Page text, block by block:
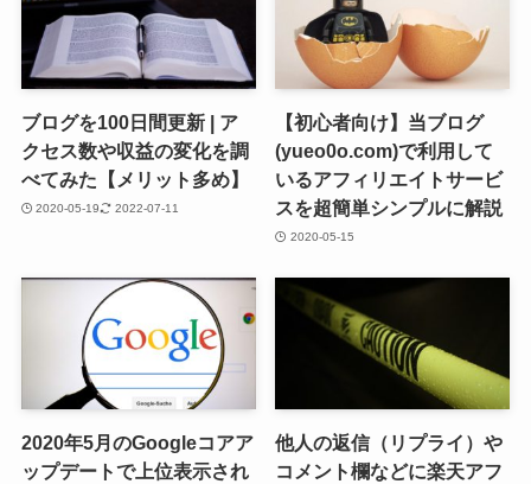
ブログを100日間更新 | ア
クセス数や収益の変化を調
べてみた【メリット多め】
2020-05-19 2022-07-11
【初心者向け】当ブログ
(yueo0o.com)で利用して
いるアフィリエイトサービ
スを超簡単シンプルに解説
2020-05-15
2020年5月のGoogleコアア
ップデートで上位表示され
他人の返信（リプライ）や
コメント欄などに楽天アフ